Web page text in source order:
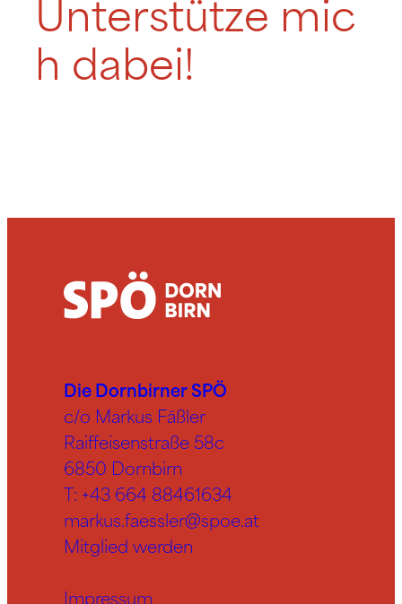
Unterstütze mic
h dabei!
Die Dornbirner SPÖ
c/o Markus Fäßler
Raiffeisenstraße 58c
6850 Dornbirn
T: +43 664 88461634
markus.faessler@spoe.at
Mitglied werden